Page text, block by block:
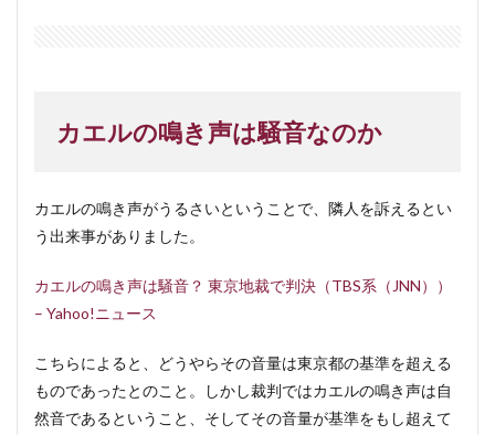
カエルの鳴き声は騒音なのか
カエルの鳴き声がうるさいということで、隣人を訴えるとい
う出来事がありました。
カエルの鳴き声は騒音？ 東京地裁で判決（TBS系（JNN））
– Yahoo!ニュース
こちらによると、どうやらその音量は東京都の基準を超える
ものであったとのこと。しかし裁判ではカエルの鳴き声は自
然音であるということ、そしてその音量が基準をもし超えて